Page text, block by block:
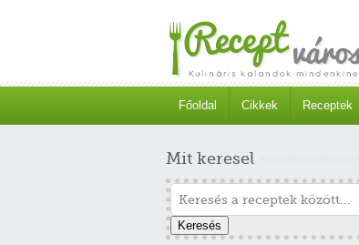
Főoldal Cikkek Receptek
Mit keresel
Keresés